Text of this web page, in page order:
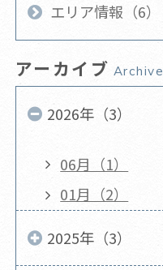
エリア情報（6）
アーカイブ Archive
2026年（3）
06月（1）
01月（2）
2025年（3）